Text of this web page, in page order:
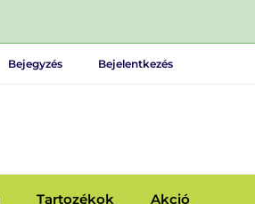
Bejegyzés Bejelentkezés
Tartozékok Akció